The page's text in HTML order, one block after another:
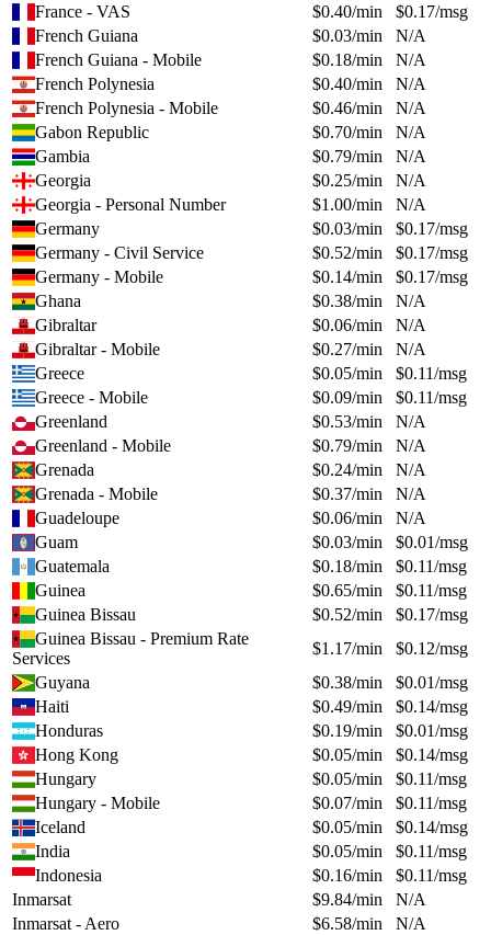
France - VAS $0.40/min $0.17/msg
French Guiana
$0.03/min
N/A
French Guiana - Mobile
$0.18/min
N/A
French Polynesia
$0.40/min
N/A
French Polynesia - Mobile
$0.46/min
N/A
Gabon Republic
$0.70/min
N/A
Gambia
$0.79/min
N/A
Georgia
$0.25/min
N/A
Georgia - Personal Number
$1.00/min
N/A
Germany
$0.03/min $0.17/msg
Germany - Civil Service
$0.52/min $0.17/msg
Germany - Mobile
$0.14/min $0.17/msg
Ghana
$0.38/min
N/A
Gibraltar
$0.06/min
N/A
Gibraltar - Mobile
$0.27/min
N/A
Greece
$0.05/min $0.11/msg
Greece - Mobile
$0.09/min $0.11/msg
Greenland
$0.53/min
N/A
Greenland - Mobile
$0.79/min
N/A
Grenada
$0.24/min
N/A
Grenada - Mobile
$0.37/min
N/A
Guadeloupe
$0.06/min
N/A
Guam
$0.03/min $0.01/msg
Guatemala
$0.18/min $0.11/msg
Guinea
$0.65/min $0.11/msg
Guinea Bissau
$0.52/min $0.17/msg
Guinea Bissau - Premium Rate
Services
$1.17/min $0.12/msg
Guyana
$0.38/min $0.01/msg
Haiti
$0.49/min $0.14/msg
Honduras
$0.19/min $0.01/msg
Hong Kong
$0.05/min $0.14/msg
Hungary
$0.05/min $0.11/msg
Hungary - Mobile
$0.07/min $0.11/msg
Iceland
$0.05/min $0.14/msg
India
$0.05/min $0.11/msg
Indonesia
$0.16/min $0.11/msg
Inmarsat
$9.84/min
N/A
Inmarsat - Aero
$6.58/min
N/A